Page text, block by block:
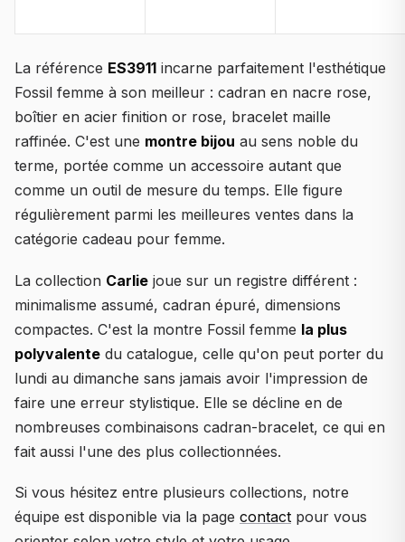
La référence ES3911 incarne parfaitement l'esthétique
Fossil femme à son meilleur : cadran en nacre rose,
boîtier en acier finition or rose, bracelet maille
raffinée. C'est une montre bijou au sens noble du
terme, portée comme un accessoire autant que
comme un outil de mesure du temps. Elle figure
régulièrement parmi les meilleures ventes dans la
catégorie cadeau pour femme.
La collection Carlie joue sur un registre différent :
minimalisme assumé, cadran épuré, dimensions
compactes. C'est la montre Fossil femme la plus
polyvalente du catalogue, celle qu'on peut porter du
lundi au dimanche sans jamais avoir l'impression de
faire une erreur stylistique. Elle se décline en de
nombreuses combinaisons cadran-bracelet, ce qui en
fait aussi l'une des plus collectionnées.
Si vous hésitez entre plusieurs collections, notre
équipe est disponible via la page contact pour vous